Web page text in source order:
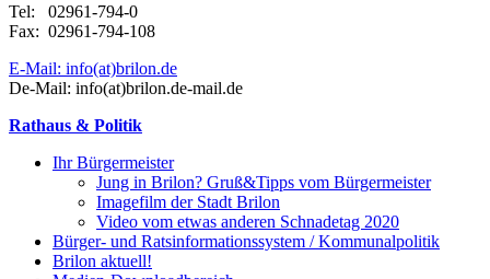
Tel: 02961-794-0
Fax: 02961-794-108
E-Mail: info(at)brilon.de
De-Mail: info(at)brilon.de-mail.de
Rathaus & Politik
Ihr Bürgermeister
Jung in Brilon? Gruß&Tipps vom Bürgermeister
Imagefilm der Stadt Brilon
Video vom etwas anderen Schnadetag 2020
Bürger- und Ratsinformationssystem / Kommunalpolitik
Brilon aktuell!